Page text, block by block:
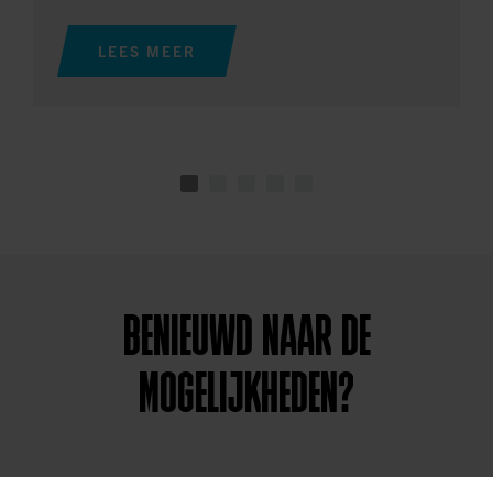
LEES MEER
BENIEUWD NAAR DE
MOGELIJKHEDEN?